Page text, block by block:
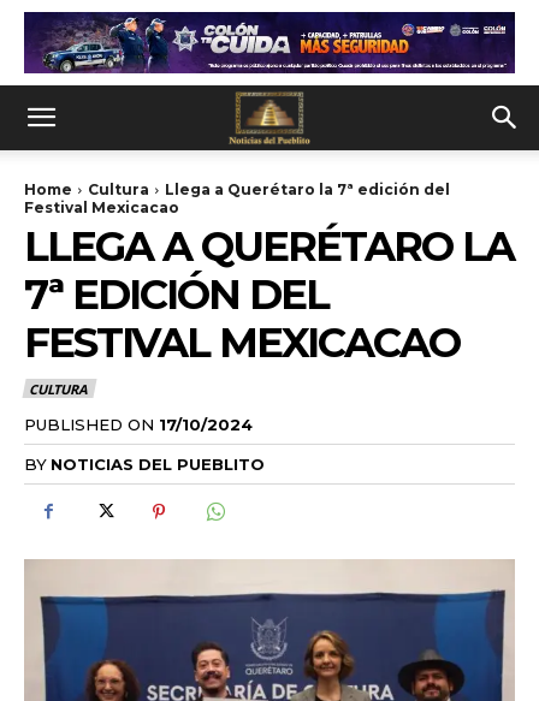
Home Cultura
Llega a Querétaro la 7ª edición del
Festival Mexicacao
LLEGA A QUERÉTARO LA
7ª EDICIÓN DEL
FESTIVAL MEXICACAO
CULTURA
PUBLISHED ON 17/10/2024
BY NOTICIAS DEL PUEBLITO